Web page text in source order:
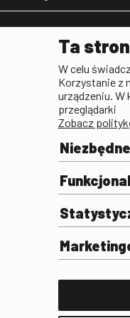
Biogramy.pl. Polski Portal
Filmoteka Szkolna
Olimpiada Wiedzy o Filmie i
Komunikacji Społecznej
Repozytorium Cyfrowe
Wynajem przestrzeni FINA
Ta
W celu
Korzystanie z
urządzeniu. W
przeglądarki
Zobacz
Niezbędne